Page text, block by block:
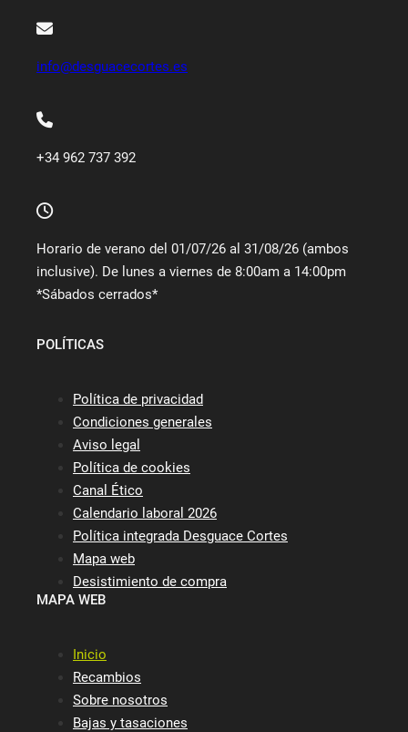
info@desguacecortes.es
+34 962 737 392
Horario de verano del 01/07/26 al 31/08/26 (ambos
inclusive). De lunes a viernes de 8:00am a 14:00pm
*Sábados cerrados*
POLÍTICAS
Política de privacidad
Condiciones generales
Aviso legal
Política de cookies
Canal Ético
Calendario laboral 2026
Política integrada Desguace Cortes
Mapa web
Desistimiento de compra
MAPA WEB
Inicio
Recambios
Sobre nosotros
Bajas y tasaciones